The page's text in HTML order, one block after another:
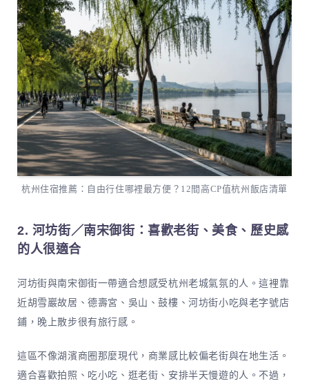
杭州住宿推薦：自由行住哪裡最方便？12間高CP值杭州飯店清單
2. 河坊街／南宋御街：喜歡老街、美食、歷史感
的人很適合
河坊街與南宋御街一帶適合想感受杭州老城氣氛的人。這裡靠
近胡雪巖故居、德壽宮、吳山、鼓樓、河坊街小吃與老字號店
鋪，晚上散步很有旅行感。
這區不像湖濱商圈那麼現代，商業感比較偏老街與在地生活。
適合喜歡拍照、吃小吃、逛老街、安排半天慢遊的人。不過，